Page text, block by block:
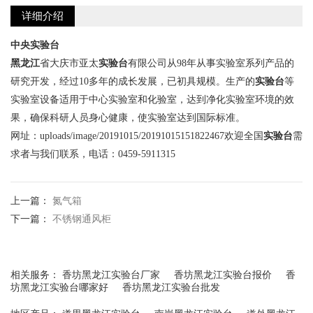
详细介绍
中央实验台
黑龙江省大庆市亚太实验台有限公司从98年从事实验室系列产品的
研究开发，经过10多年的成长发展，已初具规模。生产的实验台等
实验室设备适用于中心实验室和化验室，达到净化实验室环境的效
果，确保科研人员身心健康，使实验室达到国际标准。
网址：uploads/image/20191015/20191015151822467欢迎全国实验台需
求者与我们联系，电话：0459-5911315
上一篇： 氮气箱
下一篇： 不锈钢通风柜
相关服务： 香坊黑龙江实验台厂家 香坊黑龙江实验台报价
香
坊黑龙江实验台哪家好
香坊黑龙江实验台批发